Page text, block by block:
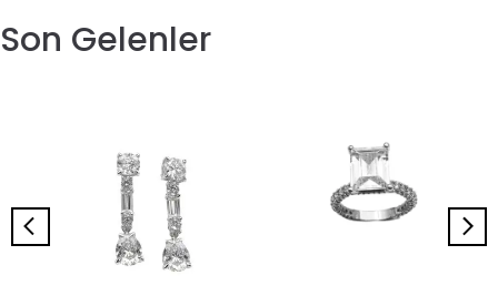
Son Gelenler